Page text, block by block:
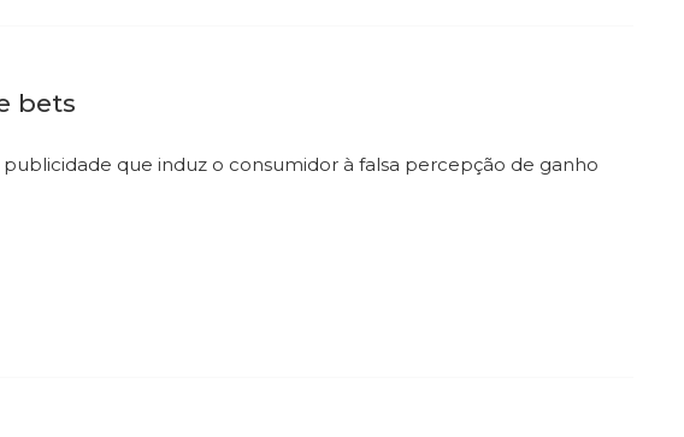
bets
que induz o consumidor à falsa percepção de ganho